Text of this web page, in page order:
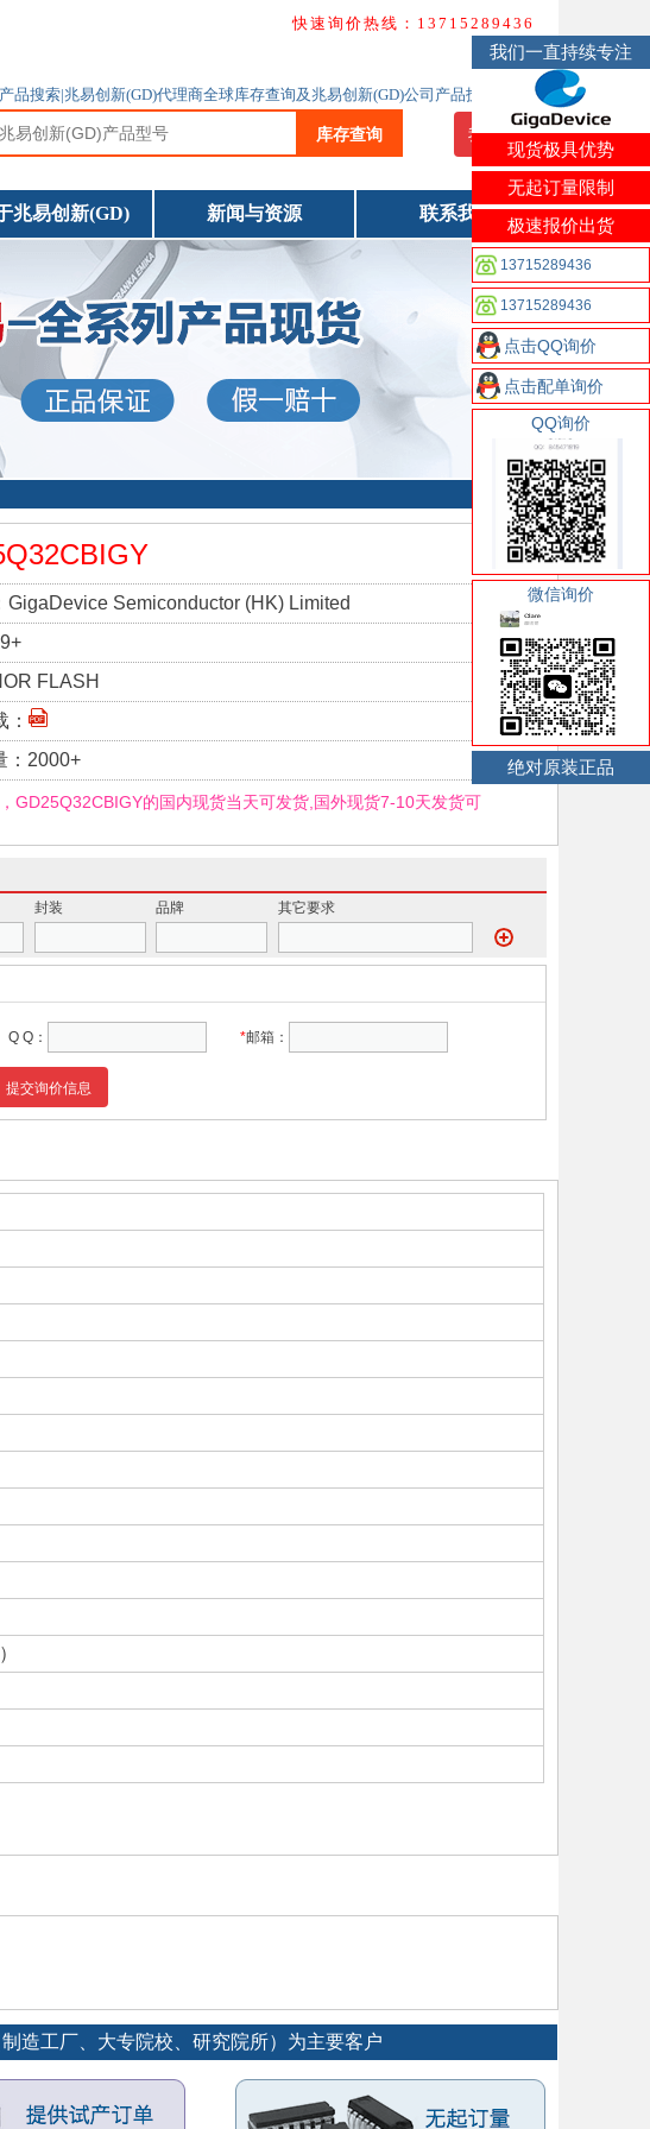
快速询价热线：13715289436
品搜索|兆易创新(GD)代理商全球库存查询及兆易创新(GD)公司产品技术资料下载
库存查询 我要询价
兆易创新(GD) 新闻与资源 联系我们
GigaDevice Semiconductor (HK) Limited
FLASH
2000+
GD25Q32CBIGY的国内现货当天可发货,国外现货7-10天发货可
封装 品牌 其它要求
Q Q： *邮箱：
提交询价信息
造工厂、大专院校、研究院所）为主要客户
我们一直持续专注
现货极具优势
无起订量限制
极速报价出货
13715289436
13715289436
点击QQ询价
点击配单询价
QQ询价
微信询价
绝对原装正品